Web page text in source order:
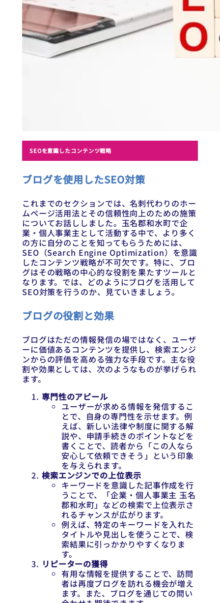
SEOを意識したコンテンツ戦略
ブログを使用したSEO対策
これまでのセクションでは、名刺代わりのホー
ムページ活用法とその信頼性向上のための施策
についてお話ししました。玉名郡和水町で企
業・個人事業主として活動する中で、より多く
の方に自分のことを知ってもらうためには、
SEO（Search Engine Optimization）を意識
したコンテンツ戦略が不可欠です。特に、ブロ
グはその戦略の中心的な役割を果たすツールと
なります。では、どのようにブログを活用して
SEO対策を行うのか、見ていきましょう。
ブログの役割と効果
ブログはただの情報発信の場ではなく、ユーザ
ーに価値あるコンテンツを提供し、検索エンジ
ンからの評価を高める強力な手段です。主な役
割や効果としては、次のようなものが挙げられ
ます。
専門性のアピール
ユーザーが求める情報を発信するこ
とで、自身の専門性を示せます。例
えば、新しい法律や制度に関する解
説や、申請手続きのポイントなどを
書くことで、読者から「この人なら
安心して依頼できそう」という印象
を与えられます。
検索エンジンでの上位表示
キーワードを意識した記事作成を行
うことで、「企業・個人事業主 玉名
郡和水町」などの検索で上位表示さ
れるチャンスが広がります。
例えば、特定のキーワードを入れた
タイトルや見出しを使うことで、検
索結果に引っかかりやすくなりま
す。
リピーターの獲得
有用な情報を提供することで、訪問
者は再度ブログを訪れる機会が増え
ます。また、ブログを通じての問い